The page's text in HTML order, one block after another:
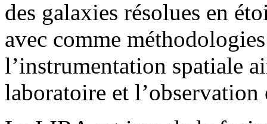
des galaxies résolues en
avec comme
l’instrumentation spatiale
laboratoire et l’observation